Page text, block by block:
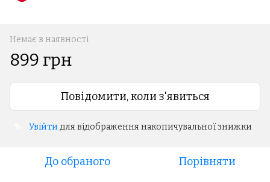
Немає в наявності
899 грн
Повідомити, коли з'явиться
Увійти для відображення накопичувальної знижки
До обраного Порівняти